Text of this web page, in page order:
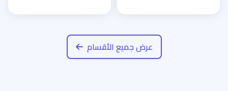
عرض جميع الأقسام